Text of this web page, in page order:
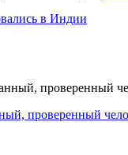
в Индии
проверенный